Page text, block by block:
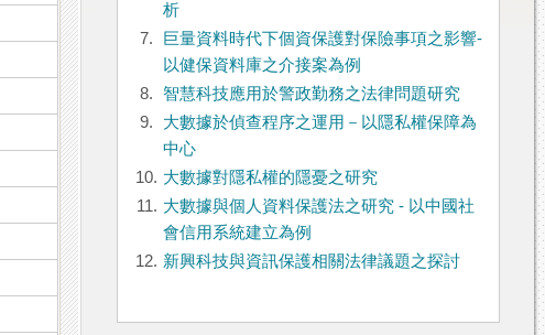
析
7.
巨量資料時代下個資保護對保險事項之影響-
以健保資料庫之介接案為例
8.
智慧科技應用於警政勤務之法律問題研究
9.
大數據於偵查程序之運用－以隱私權保障為
中心
10. 大數據對隱私權的隱憂之研究
11. 大數據與個人資料保護法之研究 - 以中國社
會信用系統建立為例
12. 新興科技與資訊保護相關法律議題之探討